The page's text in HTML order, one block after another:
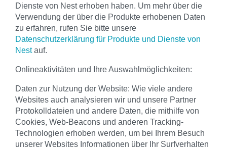
Dienste von Nest erhoben haben. Um mehr über die
Verwendung der über die Produkte erhobenen Daten
zu erfahren, rufen Sie bitte unsere
Datenschutzerklärung für Produkte und Dienste von
Nestauf.
Onlineaktivitäten und Ihre Auswahlmöglichkeiten:
Daten zur Nutzung der Website: Wie viele andere
Websites auch analysieren wir und unsere Partner
Protokolldateien und andere Daten, die mithilfe von
Cookies, Web-Beacons und anderen Tracking-
Technologien erhoben werden, um bei Ihrem Besuch
unserer Websites Informationen über Ihr Surfverhalten